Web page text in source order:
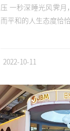
压 一秒深睡光风霁
而平和的人生态度恰
2022-10-11